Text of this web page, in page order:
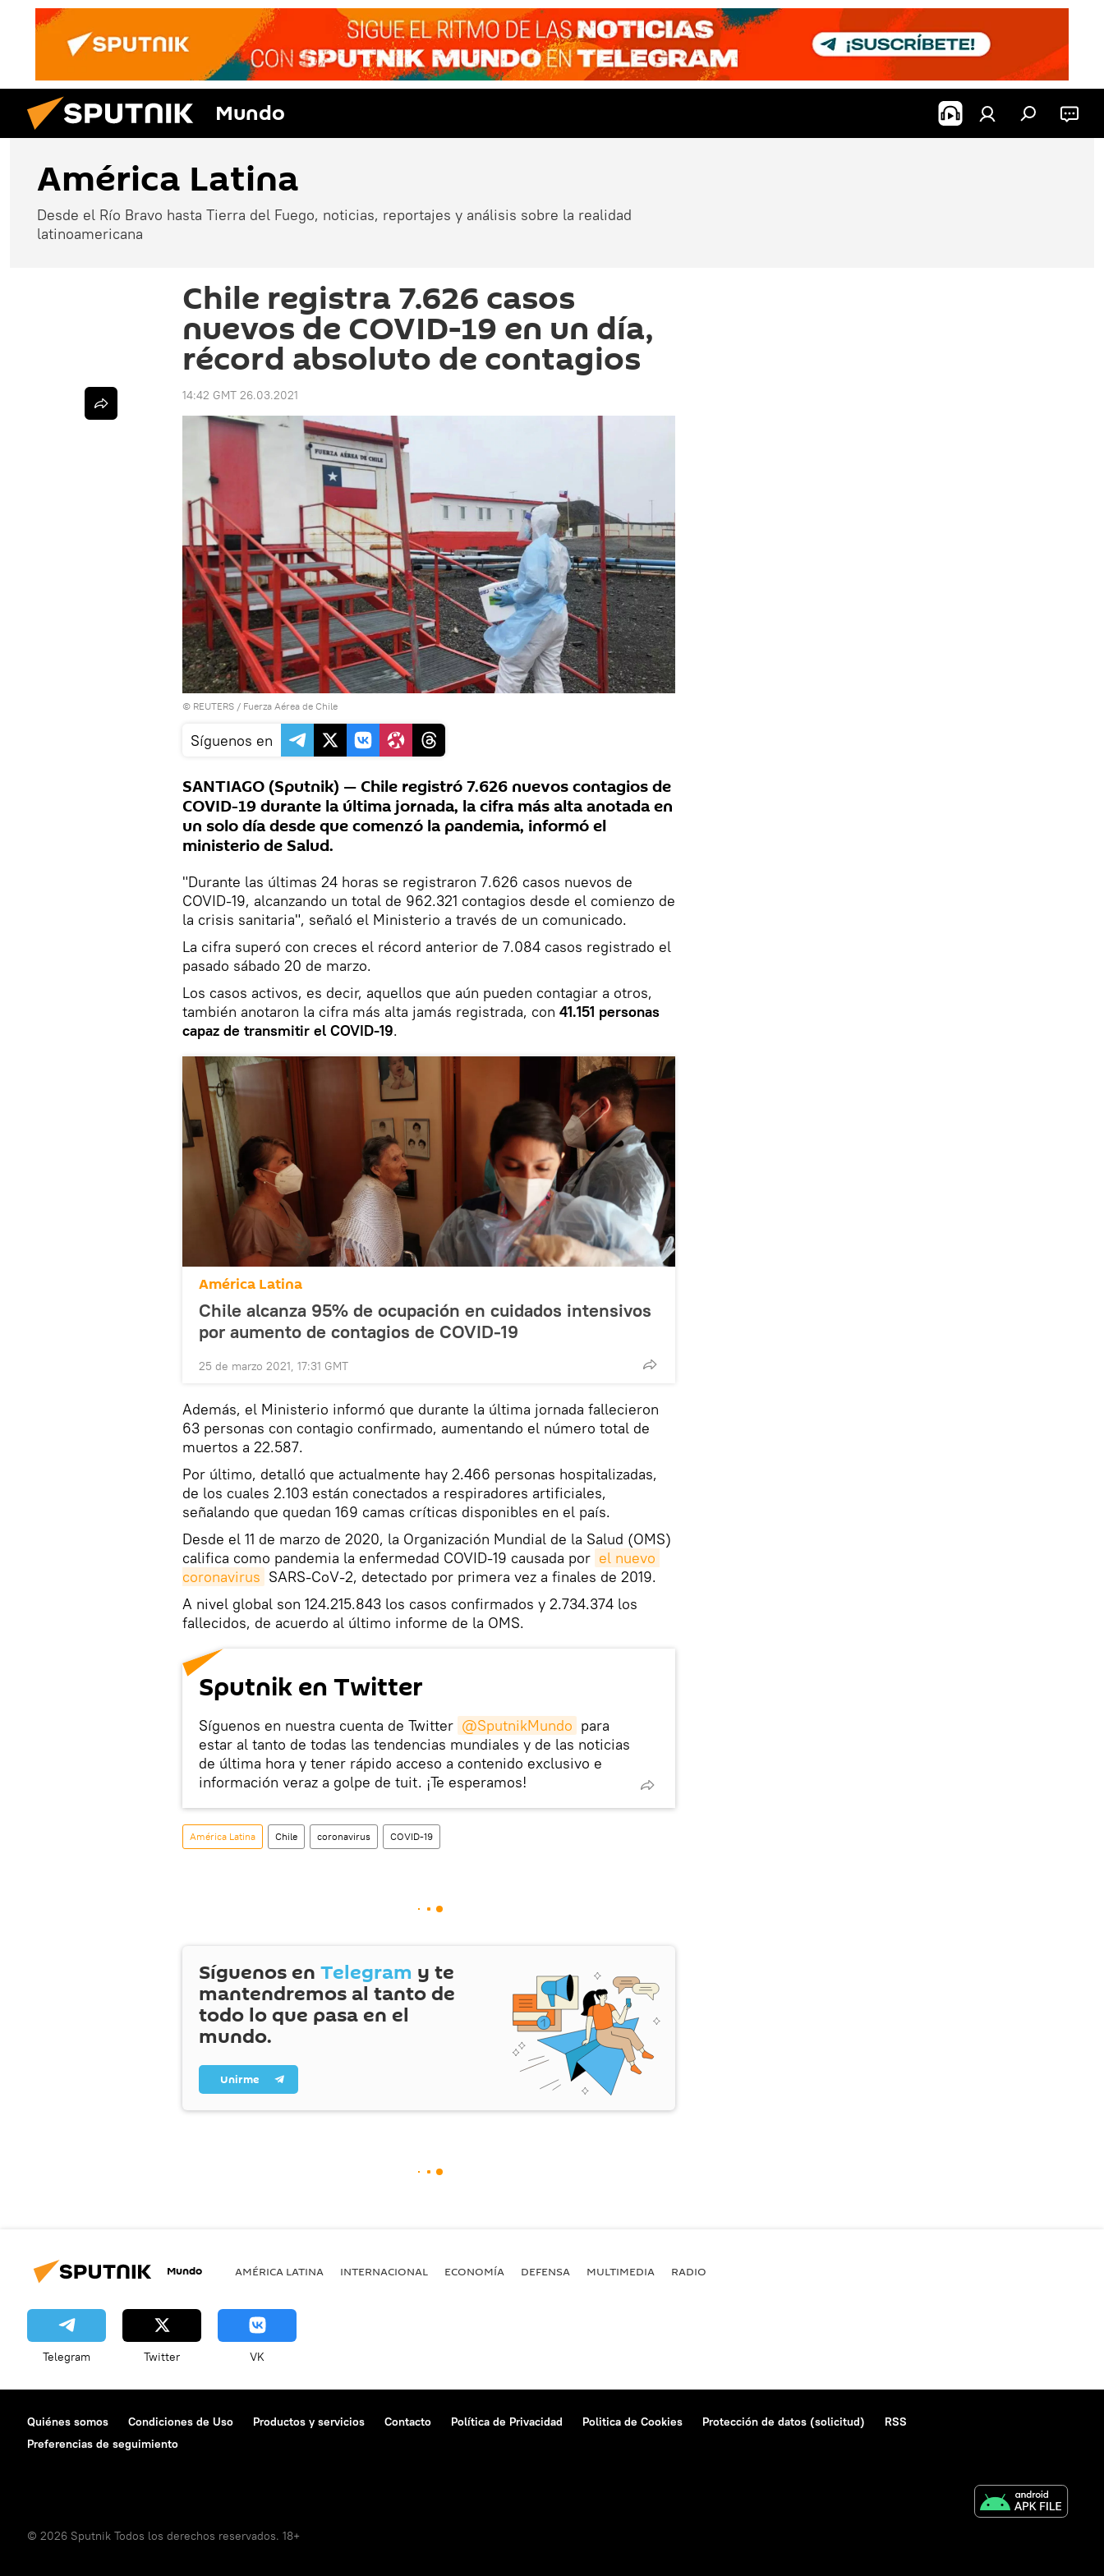
Mundo
América Latina
Desde el Río Bravo hasta Tierra del Fuego, noticias, reportajes y análisis sobre la realidad
latinoamericana
Chile registra 7.626 casos
nuevos de COVID-19 en un día,
récord absoluto de contagios
14:42 GMT 26.03.2021
© REUTERS / Fuerza Aérea de Chile
Síguenos en
SANTIAGO (Sputnik) — Chile registró 7.626 nuevos contagios de
COVID-19 durante la última jornada, la cifra más alta anotada en
un solo día desde que comenzó la pandemia, informó el
ministerio de Salud.
"Durante las últimas 24 horas se registraron 7.626 casos nuevos de
COVID-19, alcanzando un total de 962.321 contagios desde el comienzo de
la crisis sanitaria", señaló el Ministerio a través de un comunicado.
La cifra superó con creces el récord anterior de 7.084 casos registrado el
pasado sábado 20 de marzo.
Los casos activos, es decir, aquellos que aún pueden contagiar a otros,
también anotaron la cifra más alta jamás registrada, con 41.151 personas
capaz de transmitir el COVID-19.
América Latina
Chile alcanza 95% de ocupación en cuidados intensivos
por aumento de contagios de COVID-19
25 de marzo 2021, 17:31 GMT
Además, el Ministerio informó que durante la última jornada fallecieron
63 personas con contagio confirmado, aumentando el número total de
muertos a 22.587.
Por último, detalló que actualmente hay 2.466 personas hospitalizadas,
de los cuales 2.103 están conectados a respiradores artificiales,
señalando que quedan 169 camas críticas disponibles en el país.
Desde el 11 de marzo de 2020, la Organización Mundial de la Salud (OMS)
califica como pandemia la enfermedad COVID-19 causada por el nuevo
coronavirus SARS-CoV-2, detectado por primera vez a finales de 2019.
A nivel global son 124.215.843 los casos confirmados y 2.734.374 los
fallecidos, de acuerdo al último informe de la OMS.
Sputnik en Twitter
Síguenos en nuestra cuenta de Twitter @SputnikMundo para
estar al tanto de todas las tendencias mundiales y de las noticias
de última hora y tener rápido acceso a contenido exclusivo e
información veraz a golpe de tuit. ¡Te esperamos!
América Latina Chile coronavirus COVID-19
Síguenos en Telegram y te
mantendremos al tanto de
todo lo que pasa en el
mundo.
Unirme
Mundo AMÉRICA LATINA INTERNACIONAL ECONOMÍA DEFENSA MULTIMEDIA RADIO
Telegram Twitter VK
Quiénes somos Condiciones de Uso Productos y servicios Contacto Política de Privacidad Politica de Cookies Protección de datos (solicitud)
RSS
Preferencias de seguimiento
© 2026 Sputnik Todos los derechos reservados. 18+